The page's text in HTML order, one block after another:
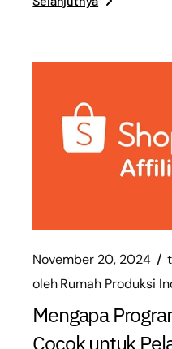
November 20, 2024
olehRumah Produksi
Mengapa
Cocok untuk